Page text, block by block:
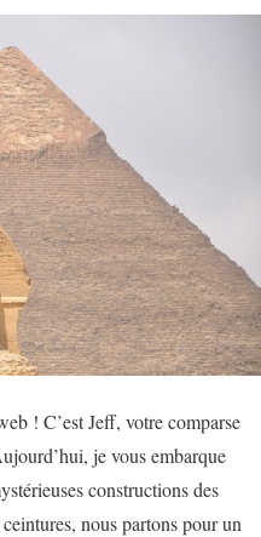
! C’est Jeff, votre comparse
je vous embarque
constructions des
nous partons pour un